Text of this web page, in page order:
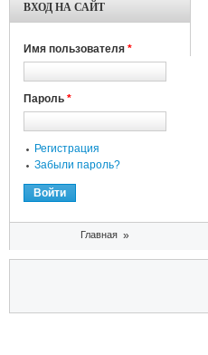
ВХОД НА САЙТ
Имя пользователя *
Пароль *
Регистрация
Забыли пароль?
Главная »